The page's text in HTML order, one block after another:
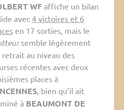
WFaffiche un bilan
avec 4 victoires et 6
en 17 sorties, mais le
semble légèrement
retrait au niveau des
récentes avec deux
places à
, bien qu’il ait
à BEAUMONT DE